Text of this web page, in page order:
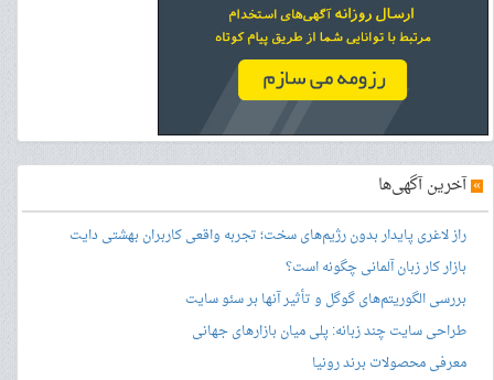
»آخرین آگهی‌ها
راز لاغری پایدار بدون رژیم‌های سخت؛ تجربه واقعی کاربران بهشتی دایت
بازار کار زبان آلمانی چگونه است؟
بررسی الگوریتم‌های گوگل و تأثیر آنها بر سئو سایت
طراحی سایت چند زبانه: پلی میان بازارهای جهانی
معرفی محصولات برند رونیا